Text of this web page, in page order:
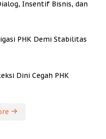
Insentif Bisnis, dan
PHK Demi Stabilitas
Dini Cegah PHK